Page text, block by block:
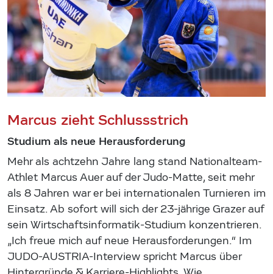
Marcus zieht Schlussstrich
Studium als neue Herausforderung
Mehr als achtzehn Jahre lang stand Nationalteam-
Athlet Marcus Auer auf der Judo-Matte, seit mehr
als 8 Jahren war er bei internationalen Turnieren im
Einsatz. Ab sofort will sich der 23-jährige Grazer auf
sein Wirtschaftsinformatik-Studium konzentrieren.
„Ich freue mich auf neue Herausforderungen.“ Im
JUDO-AUSTRIA-Interview spricht Marcus über